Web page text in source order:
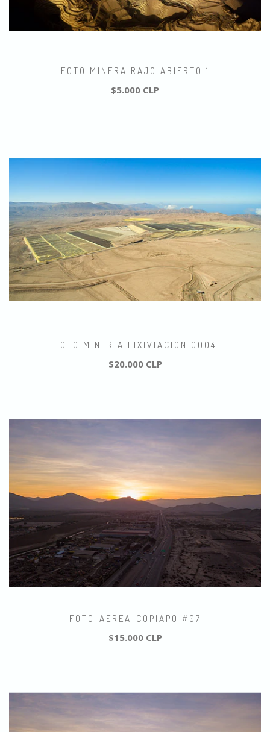
FOTO MINERA RAJO ABIERTO 1
$5.000 CLP
FOTO MINERIA LIXIVIACION 0004
$20.000 CLP
FOTO_AEREA_COPIAPO #07
$15.000 CLP